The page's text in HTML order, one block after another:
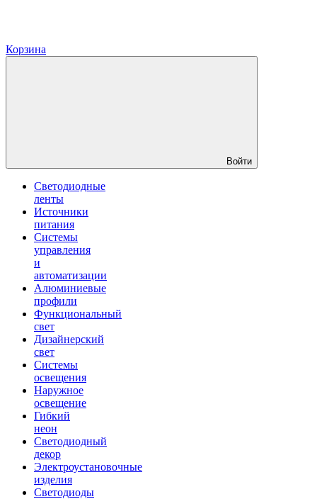
Корзина
Войти
Светодиодные
ленты
Источники
питания
Системы
управления
и
автоматизации
Алюминиевые
профили
Функциональный
свет
Дизайнерский
свет
Системы
освещения
Наружное
освещение
Гибкий
неон
Светодиодный
декор
Электроустановочные
изделия
Светодиоды